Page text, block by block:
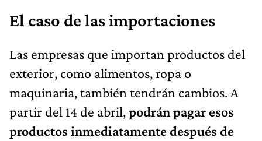
El caso de las importaciones
Las empresas que importan productos del
exterior, como alimentos, ropa o
maquinaria, también tendrán cambios. A
partir del 14 de abril,podrán pagar esos
productos inmediatamente después de